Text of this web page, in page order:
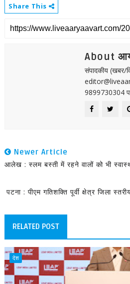
Share This
About
संपादकीय (खबर/
9899730304
Newer Article
आलेख : स्लम बस्ती में रहने वालों को भी
पटना : पीएम गतिशक्ति पूर्वी क्षेत्र जिला
RELATED POST
देश